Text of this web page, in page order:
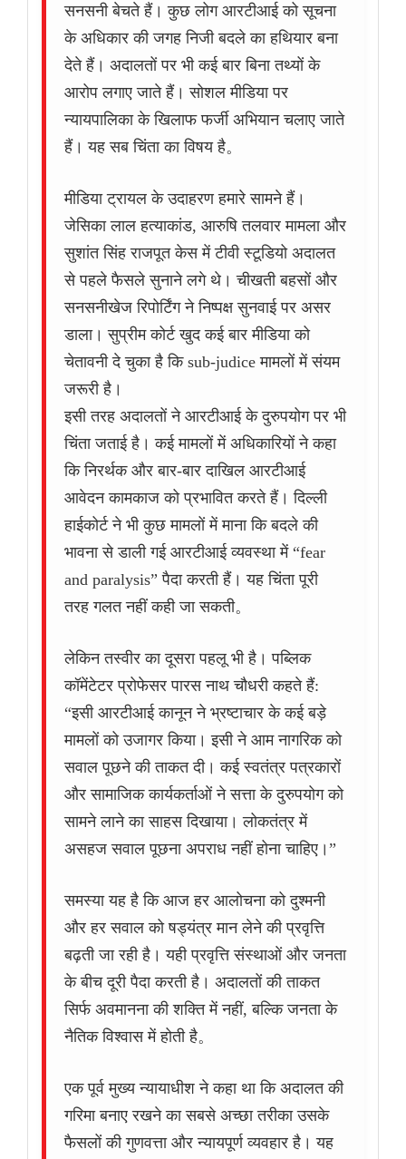
सनसनी बेचते हैं। कुछ लोग आरटीआई को सूचना
के अधिकार की जगह निजी बदले का हथियार बना
देते हैं। अदालतों पर भी कई बार बिना तथ्यों के
आरोप लगाए जाते हैं। सोशल मीडिया पर
न्यायपालिका के खिलाफ फर्जी अभियान चलाए जाते
हैं। यह सब चिंता का विषय है。
मीडिया ट्रायल के उदाहरण हमारे सामने हैं।
जेसिका लाल हत्याकांड, आरुषि तलवार मामला और
सुशांत सिंह राजपूत केस में टीवी स्टूडियो अदालत
से पहले फैसले सुनाने लगे थे। चीखती बहसों और
सनसनीखेज रिपोर्टिंग ने निष्पक्ष सुनवाई पर असर
डाला। सुप्रीम कोर्ट खुद कई बार मीडिया को
चेतावनी दे चुका है कि sub-judice मामलों में संयम
जरूरी है।
इसी तरह अदालतों ने आरटीआई के दुरुपयोग पर भी
चिंता जताई है। कई मामलों में अधिकारियों ने कहा
कि निरर्थक और बार-बार दाखिल आरटीआई
आवेदन कामकाज को प्रभावित करते हैं। दिल्ली
हाईकोर्ट ने भी कुछ मामलों में माना कि बदले की
भावना से डाली गई आरटीआई व्यवस्था में “fear
and paralysis” पैदा करती हैं। यह चिंता पूरी
तरह गलत नहीं कही जा सकती。
लेकिन तस्वीर का दूसरा पहलू भी है। पब्लिक
कॉमेंटेटर प्रोफेसर पारस नाथ चौधरी कहते हैं:
“इसी आरटीआई कानून ने भ्रष्टाचार के कई बड़े
मामलों को उजागर किया। इसी ने आम नागरिक को
सवाल पूछने की ताकत दी। कई स्वतंत्र पत्रकारों
और सामाजिक कार्यकर्ताओं ने सत्ता के दुरुपयोग को
सामने लाने का साहस दिखाया। लोकतंत्र में
असहज सवाल पूछना अपराध नहीं होना चाहिए।”
समस्या यह है कि आज हर आलोचना को दुश्मनी
और हर सवाल को षड्यंत्र मान लेने की प्रवृत्ति
बढ़ती जा रही है। यही प्रवृत्ति संस्थाओं और जनता
के बीच दूरी पैदा करती है। अदालतों की ताकत
सिर्फ अवमानना की शक्ति में नहीं, बल्कि जनता के
नैतिक विश्वास में होती है。
एक पूर्व मुख्य न्यायाधीश ने कहा था कि अदालत की
गरिमा बनाए रखने का सबसे अच्छा तरीका उसके
फैसलों की गुणवत्ता और न्यायपूर्ण व्यवहार है। यह